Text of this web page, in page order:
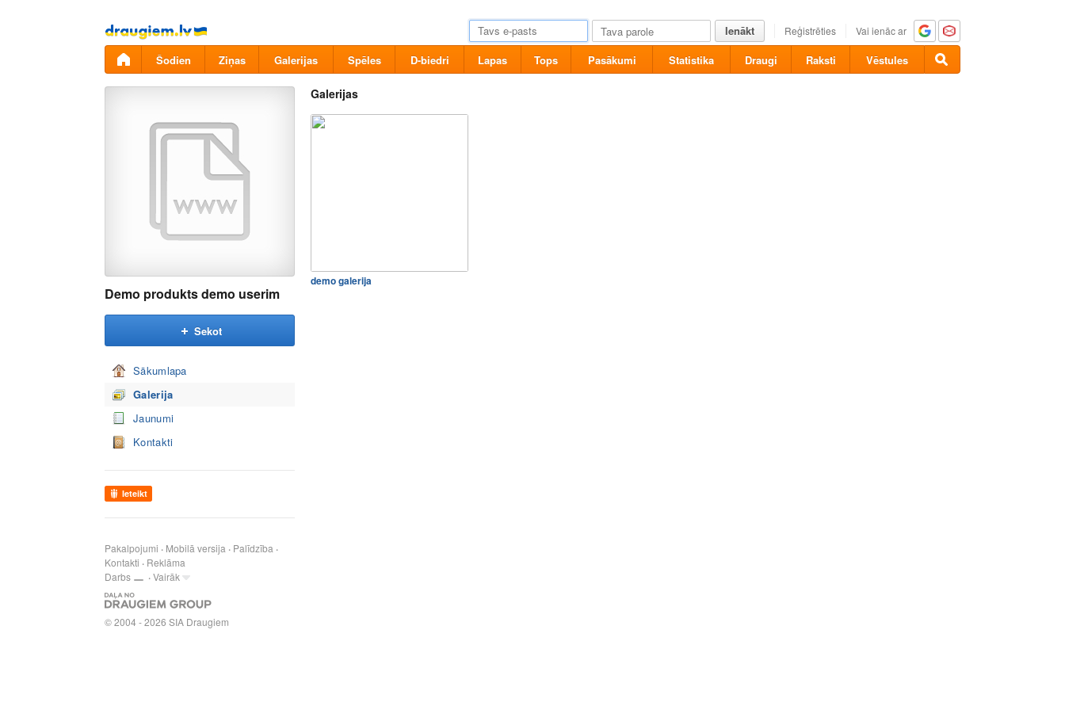
Pāriet
uz
saturu
Ienākt Reģistrēties Vai ienāc ar
Šodien Ziņas Galerijas Spēles D-biedri Lapas Tops Pasākumi Statistika Draugi Raksti Vēstules
Demo produkts demo userim
Sekot
Sākumlapa
Galerija
Jaunumi
Kontakti
Ieteikt
Pakalpojumi Mobilā versija
Palīdzība
Kontakti
Reklāma
Darbs
Vairāk
© 2004 - 2026 SIA Draugiem
Galerijas
demo galerija